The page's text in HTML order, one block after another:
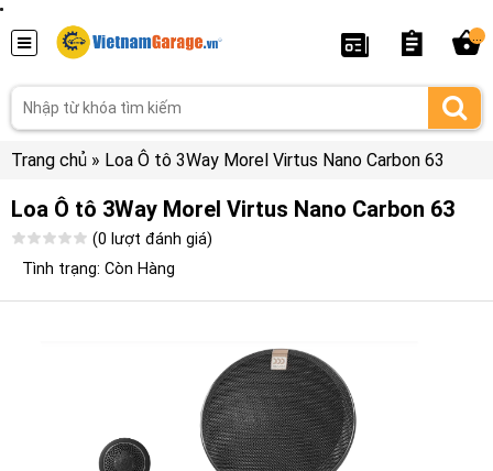
Trang chủ » Loa Ô tô 3Way Morel Virtus Nano Carbon 63
Loa Ô tô 3Way Morel Virtus Nano Carbon 63
(0 lượt đánh giá)
Tình trạng: Còn Hàng